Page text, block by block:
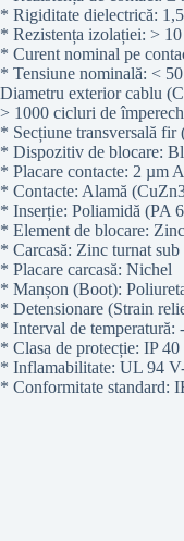
* Rigiditate dielectrică:
* Rezistența izolației: >
* Curent nominal pe
* Tensiune nominală: <
Diametru exterior cablu
> 1000 cicluri de
* Secțiune transversală
* Dispozitiv de blocare:
* Placare contacte: 2 µm
* Contacte: Alamă
* Inserție: Poliamidă (PA
* Element de blocare:
* Carcasă: Zinc turnat
* Placare carcasă: Nichel
* Manșon (Boot):
* Detensionare (Strain
* Interval de temperatură:
* Clasa de protecție: IP 40
* Inflamabilitate: UL 94
* Conformitate standard: